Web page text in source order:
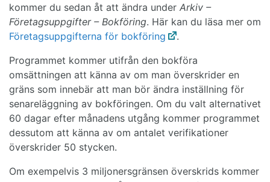
kommer du sedan åt att ändra under Arkiv –
Företagsuppgifter – Bokföring. Här kan du läsa mer om
Företagsuppgifterna för bokföring
.
Programmet kommer utifrån den bokföra
omsättningen att känna av om man överskrider en
gräns som innebär att man bör ändra inställning för
senareläggning av bokföringen. Om du valt alternativet
60 dagar efter månadens utgång kommer programmet
dessutom att känna av om antalet verifikationer
överskrider 50 stycken.
Om exempelvis 3 miljonersgränsen överskrids kommer